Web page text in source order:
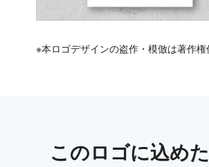
※本ロゴデザインの盗作・模倣は著作
このロゴに込め